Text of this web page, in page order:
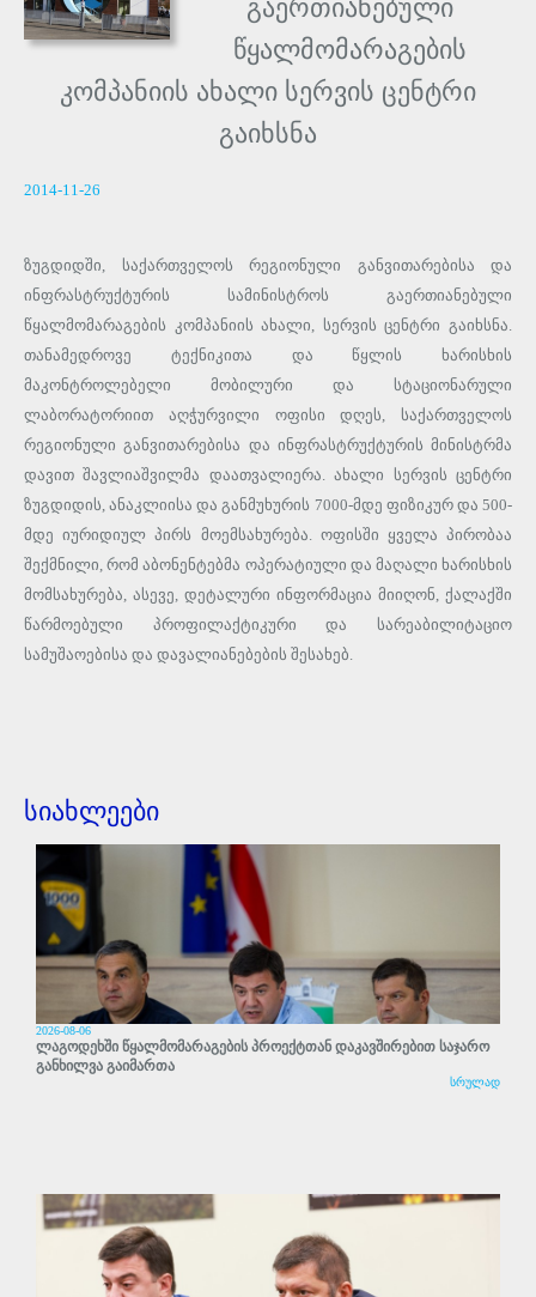
გაერთიანებული
წყალმომარაგების
კომპანიის ახალი სერვის ცენტრი
გაიხსნა
2014-11-26
ზუგდიდში, საქართველოს რეგიონული განვითარებისა და
ინფრასტრუქტურის სამინისტროს გაერთიანებული
წყალმომარაგების კომპანიის ახალი, სერვის ცენტრი გაიხსნა.
თანამედროვე ტექნიკითა და წყლის ხარისხის
მაკონტროლებელი მობილური და სტაციონარული
ლაბორატორიით აღჭურვილი ოფისი დღეს, საქართველოს
რეგიონული განვითარებისა და ინფრასტრუქტურის მინისტრმა
დავით შავლიაშვილმა დაათვალიერა. ახალი სერვის ცენტრი
ზუგდიდის, ანაკლიისა და განმუხურის 7000-მდე ფიზიკურ და 500-
მდე იურიდიულ პირს მოემსახურება. ოფისში ყველა პირობაა
შექმნილი, რომ აბონენტებმა ოპერატიული და მაღალი ხარისხის
მომსახურება, ასევე, დეტალური ინფორმაცია მიიღონ, ქალაქში
წარმოებული პროფილაქტიკური და სარეაბილიტაციო
სამუშაოებისა და დავალიანებების შესახებ.
სიახლეები
2026-08-06
ლაგოდეხში წყალმომარაგების პროექტთან დაკავშირებით საჯარო
განხილვა გაიმართა
სრულად